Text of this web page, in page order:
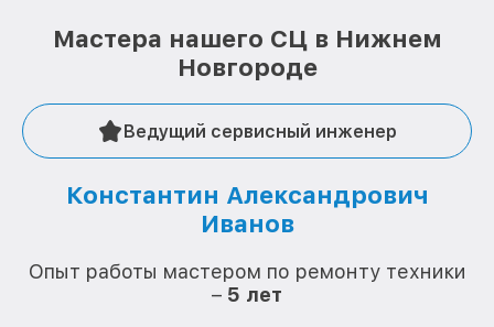
Мастера нашего СЦ в Нижнем
Новгороде
Ведущий сервисный инженер
Константин Александрович
Иванов
Опыт работы мастером по ремонту техники
– 5 лет